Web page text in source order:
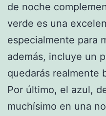
de noche
verde es una
especialmente para
además, incluye un
quedarás realmente
Por último, el azul,
muchísimo en una